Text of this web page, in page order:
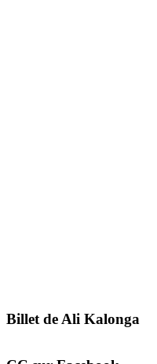
Billet de Ali Kalonga